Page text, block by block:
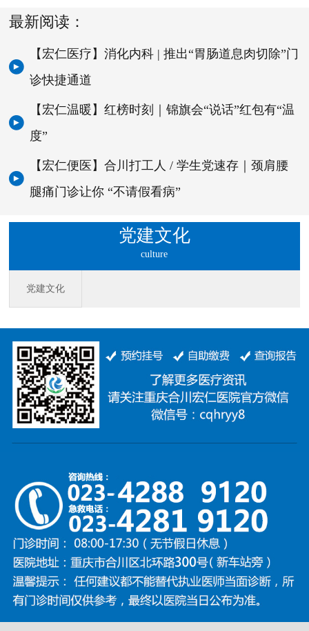
最新阅读：
【宏仁医疗】消化内科 | 推出“胃肠道息肉切除”门
诊快捷通道
【宏仁温暖】红榜时刻｜锦旗会“说话”红包有“温
度”
【宏仁便医】合川打工人 / 学生党速存｜颈肩腰
腿痛门诊让你 “不请假看病”
党建文化
culture
党建文化